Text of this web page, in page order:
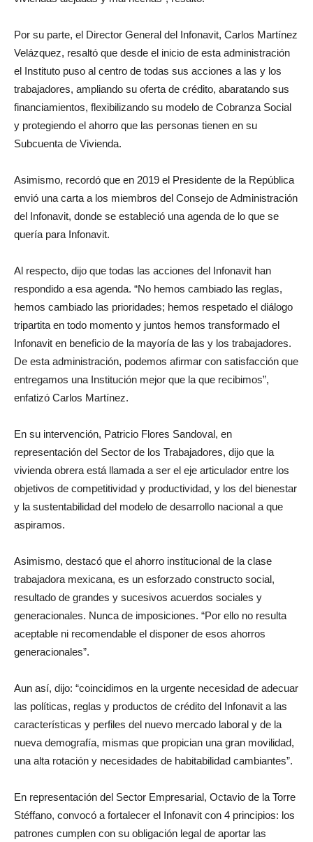
Por su parte, el Director General del Infonavit, Carlos Martínez
Velázquez, resaltó que desde el inicio de esta administración
el Instituto puso al centro de todas sus acciones a las y los
trabajadores, ampliando su oferta de crédito, abaratando sus
financiamientos, flexibilizando su modelo de Cobranza Social
y protegiendo el ahorro que las personas tienen en su
Subcuenta de Vivienda.
Asimismo, recordó que en 2019 el Presidente de la República
envió una carta a los miembros del Consejo de Administración
del Infonavit, donde se estableció una agenda de lo que se
quería para Infonavit.
Al respecto, dijo que todas las acciones del Infonavit han
respondido a esa agenda. “No hemos cambiado las reglas,
hemos cambiado las prioridades; hemos respetado el diálogo
tripartita en todo momento y juntos hemos transformado el
Infonavit en beneficio de la mayoría de las y los trabajadores.
De esta administración, podemos afirmar con satisfacción que
entregamos una Institución mejor que la que recibimos”,
enfatizó Carlos Martínez.
En su intervención, Patricio Flores Sandoval, en
representación del Sector de los Trabajadores, dijo que la
vivienda obrera está llamada a ser el eje articulador entre los
objetivos de competitividad y productividad, y los del bienestar
y la sustentabilidad del modelo de desarrollo nacional a que
aspiramos.
Asimismo, destacó que el ahorro institucional de la clase
trabajadora mexicana, es un esforzado constructo social,
resultado de grandes y sucesivos acuerdos sociales y
generacionales. Nunca de imposiciones. “Por ello no resulta
aceptable ni recomendable el disponer de esos ahorros
generacionales”.
Aun así, dijo: “coincidimos en la urgente necesidad de adecuar
las políticas, reglas y productos de crédito del Infonavit a las
características y perfiles del nuevo mercado laboral y de la
nueva demografía, mismas que propician una gran movilidad,
una alta rotación y necesidades de habitabilidad cambiantes”.
En representación del Sector Empresarial, Octavio de la Torre
Stéffano, convocó a fortalecer el Infonavit con 4 principios: los
patrones cumplen con su obligación legal de aportar las